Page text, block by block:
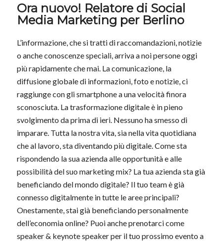
Ora nuovo! Relatore di Social
Media Marketing per Berlino
L’informazione, che si tratti di raccomandazioni, notizie
o anche conoscenze speciali, arriva a noi persone oggi
più rapidamente che mai. La comunicazione, la
diffusione globale di informazioni, foto e notizie, ci
raggiunge con gli smartphone a una velocità finora
sconosciuta. La trasformazione digitale è in pieno
svolgimento da prima di ieri. Nessuno ha smesso di
imparare. Tutta la nostra vita, sia nella vita quotidiana
che al lavoro, sta diventando più digitale. Come sta
rispondendo la sua azienda alle opportunità e alle
possibilità del suo marketing mix? La tua azienda sta già
beneficiando del mondo digitale? Il tuo team è già
connesso digitalmente in tutte le aree principali?
Onestamente, stai già beneficiando personalmente
dell’economia online? Puoi anche prenotarci come
speaker & keynote speaker per il tuo prossimo evento a